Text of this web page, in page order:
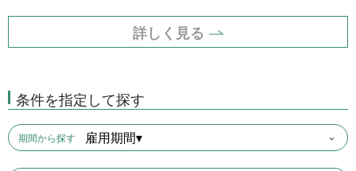
詳しく見る
条件を指定して探す
期間から探す 雇用期間▾